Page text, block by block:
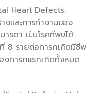
Heart Defects:
งและการทำงานของ
ารดา เป็นโรคที่พบได้
8 รายต่อทารกเกิดมีชีพ
งทารกแรกเกิดทั้งหมด